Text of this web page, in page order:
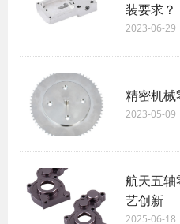
装要求？
2023-06-29
精密机械
2023-05-09
航天五轴
艺创新
2025-06-18